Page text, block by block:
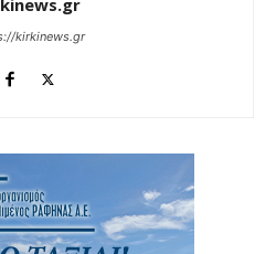
kirkinews.gr